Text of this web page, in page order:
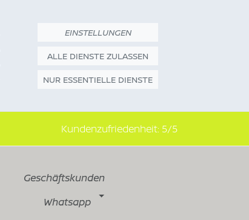
Kundenzufriedenheit: 5/5
Geschäftskunden
Whatsapp
EINSTELLUNGEN
ALLE DIENSTE ZULASSEN
NUR ESSENTIELLE DIENSTE